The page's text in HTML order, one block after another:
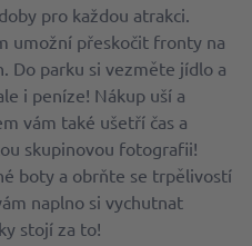
pro každou atrakci.
umožní přeskočit fronty na
Do parku si vezměte jídlo a
i peníze! Nákup uší a
vám také ušetří čas a
skupinovou fotografii!
boty a obrňte se trpělivostí
naplno si vychutnat
stojí za to!